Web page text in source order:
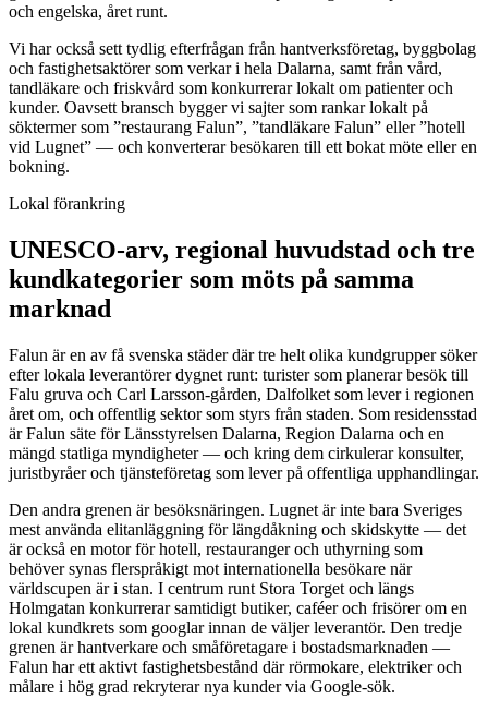
och engelska, året runt.
Vi har också sett tydlig efterfrågan från hantverksföretag, byggbolag
och fastighetsaktörer som verkar i hela Dalarna, samt från vård,
tandläkare och friskvård som konkurrerar lokalt om patienter och
kunder. Oavsett bransch bygger vi sajter som rankar lokalt på
söktermer som ”restaurang Falun”, ”tandläkare Falun” eller ”hotell
vid Lugnet” — och konverterar besökaren till ett bokat möte eller en
bokning.
Lokal förankring
UNESCO-arv, regional huvudstad och tre
kundkategorier som möts på samma
marknad
Falun är en av få svenska städer där tre helt olika kundgrupper söker
efter lokala leverantörer dygnet runt: turister som planerar besök till
Falu gruva och Carl Larsson-gården, Dalfolket som lever i regionen
året om, och offentlig sektor som styrs från staden. Som residensstad
är Falun säte för Länsstyrelsen Dalarna, Region Dalarna och en
mängd statliga myndigheter — och kring dem cirkulerar konsulter,
juristbyråer och tjänsteföretag som lever på offentliga upphandlingar.
Den andra grenen är besöksnäringen. Lugnet är inte bara Sveriges
mest använda elitanläggning för längdåkning och skidskytte — det
är också en motor för hotell, restauranger och uthyrning som
behöver synas flerspråkigt mot internationella besökare när
världscupen är i stan. I centrum runt Stora Torget och längs
Holmgatan konkurrerar samtidigt butiker, caféer och frisörer om en
lokal kundkrets som googlar innan de väljer leverantör. Den tredje
grenen är hantverkare och småföretagare i bostadsmarknaden —
Falun har ett aktivt fastighetsbestånd där rörmokare, elektriker och
målare i hög grad rekryterar nya kunder via Google-sök.